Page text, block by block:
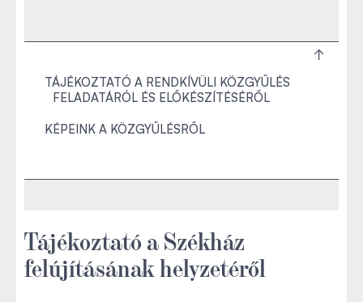
TÁJÉKOZTATÓ A RENDKÍVÜLI KÖZGYŰLÉS
FELADATÁRÓL ÉS ELŐKÉSZÍTÉSÉRŐL
KÉPEINK A KÖZGYŰLÉSRŐL
Tájékoztató a Székház
felújításának helyzetéről